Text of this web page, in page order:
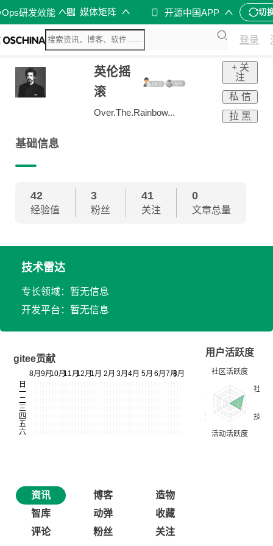
研发效能 媒体矩阵 开源中国APP 切
登录
英伦摇
滚
Over.The.Rainbow...
+ 关
注
私 信
拉 黑
基础信息
42
经验值
3
粉丝
41
关注
0
文章总量
技术雷达
专长领域：暂无信息
开发平台：暂无信息
gitee贡献
用户活跃度
资讯 博客
造物
智库
动弹
收藏
评论
粉丝 关注